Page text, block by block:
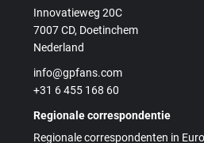
Innovatieweg 20C
7007 CD, Doetinchem
Nederland
info@gpfans.com
+31 6 455 168 60
Regionale correspondentie
Regionale correspondenten in